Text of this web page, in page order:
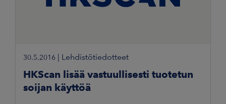
30.5.2016 Lehdistötiedotteet
HKScan lisää vastuullisesti tuotetun
soijan käyttöä